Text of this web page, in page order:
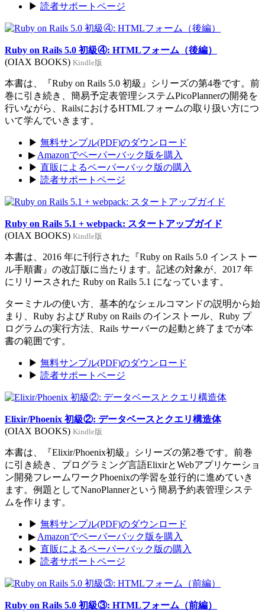
▶ 読者サポートページ
Ruby on Rails 5.0 初級④: HTMLフォーム（後編）
(OIAX BOOKS) Kindle版
本書は、『Ruby on Rails 5.0 初級』シリーズの第4巻です。前
巻に引き続き、簡易予定表管理システムPicoPlannerの開発を
行いながら、RailsにおけるHTMLフォームの取り扱い方につ
いて学んでいきます。
▶ 無料サンプル(PDF)のダウンロード
▶ Amazonでペーパーバック版を購入
▶ 直販によるペーパーバック版の購入
▶ 読者サポートページ
Ruby on Rails 5.1 + webpack: スタートアップガイド
(OIAX BOOKS) Kindle版
本書は、2016 年に刊行された『Ruby on Rails 5.0 インストー
ル手順書』の改訂版に当たります。記述の対象が、2017 年
にリリースされた Ruby on Rails 5.1 になっています。
ターミナルの使い方、基本的なシェルコマンドの説明から始
まり、Ruby および Ruby on Rails のインストール、Ruby プ
ログラムの実行方法、Rails サーバーの起動と終了までが本
書の範囲です。
▶ 無料サンプル(PDF)のダウンロード
▶ 読者サポートページ
Elixir/Phoenix 初級②: データベースとクエリ構造体
(OIAX BOOKS) Kindle版
本書は、『Elixir/Phoenix初級』シリーズの第2巻です。前巻
に引き続き、プログラミング言語ElixirとWebアプリケーショ
ン開発フレームワークPhoenixの学習を並行的に進めていき
ます。例題としてNanoPlannerという簡易予約表管理システ
ムを作ります。
▶ 無料サンプル(PDF)のダウンロード
▶ Amazonでペーパーバック版を購入
▶ 直販によるペーパーバック版の購入
▶ 読者サポートページ
Ruby on Rails 5.0 初級③: HTMLフォーム（前編）